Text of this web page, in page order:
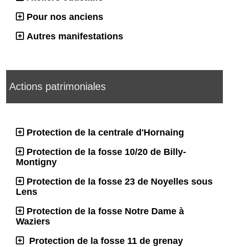
Pour nos anciens
Autres manifestations
Actions patrimoniales
Protection de la centrale d'Hornaing
Protection de la fosse 10/20 de Billy-
Montigny
Protection de la fosse 23 de Noyelles sous
Lens
Protection de la fosse Notre Dame à
Waziers
Protection de la fosse 11 de grenay